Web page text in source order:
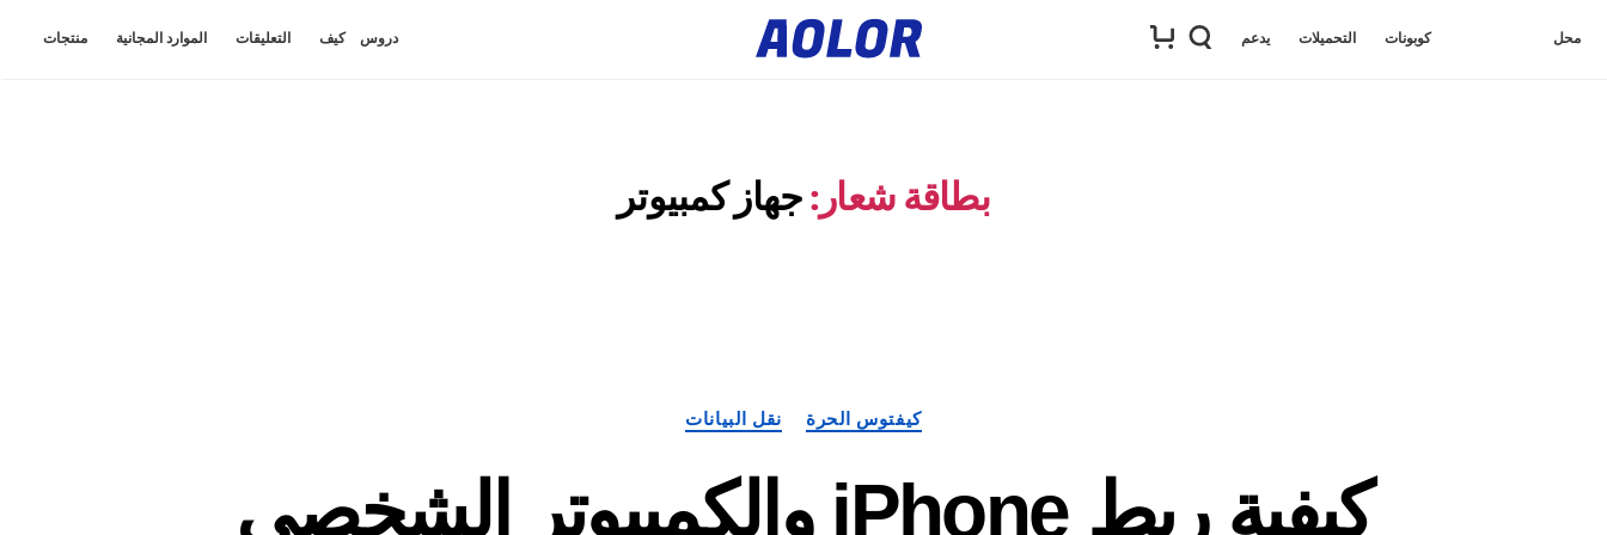
دروس كيف التعليقات الموارد المجانية منتجات
ع
ا
ر
محل كوبونات التحميلات يدعم
بطاقة شعار:جهاز كمبيوتر
فئات كيفتوس الحرة نقل البيانات
كيفية ربط iPhone والكمبيوتر الشخصي